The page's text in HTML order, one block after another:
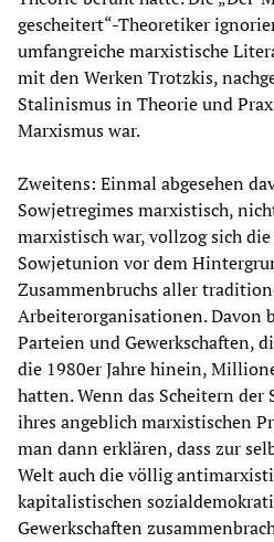
gescheitert“-Theoretiker
umfangreiche marxistische
mit den Werken Trotzkis,
Stalinismus in Theorie und
Marxismus war.
Zweitens: Einmal abgesehen
Sowjetregimes marxistisch,
marxistisch war, vollzog sich
Sowjetunion vor dem
Zusammenbruchs aller
Arbeiterorganisationen. Davon
Parteien und Gewerkschaften,
die 1980er Jahre hinein,
hatten. Wenn das Scheitern
ihres angeblich marxistischen
man dann erklären, dass zur
Welt auch die völlig
kapitalistischen
Gewerkschaften